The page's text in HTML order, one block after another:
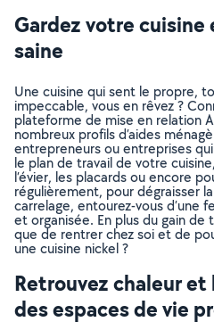
Gardez votre
saine
Une cuisine qui sent le propre,
impeccable, vous en rêvez ?
plateforme de mise en relation
nombreux profils d’aides
entrepreneurs ou entreprises
le plan de travail de votre
l’évier, les placards ou encore
régulièrement, pour dégraisser
carrelage, entourez-vous d’une
et organisée. En plus du gain
que de rentrer chez soi et de
une cuisine nickel ?
Retrouvez chaleur et
des espaces de vie